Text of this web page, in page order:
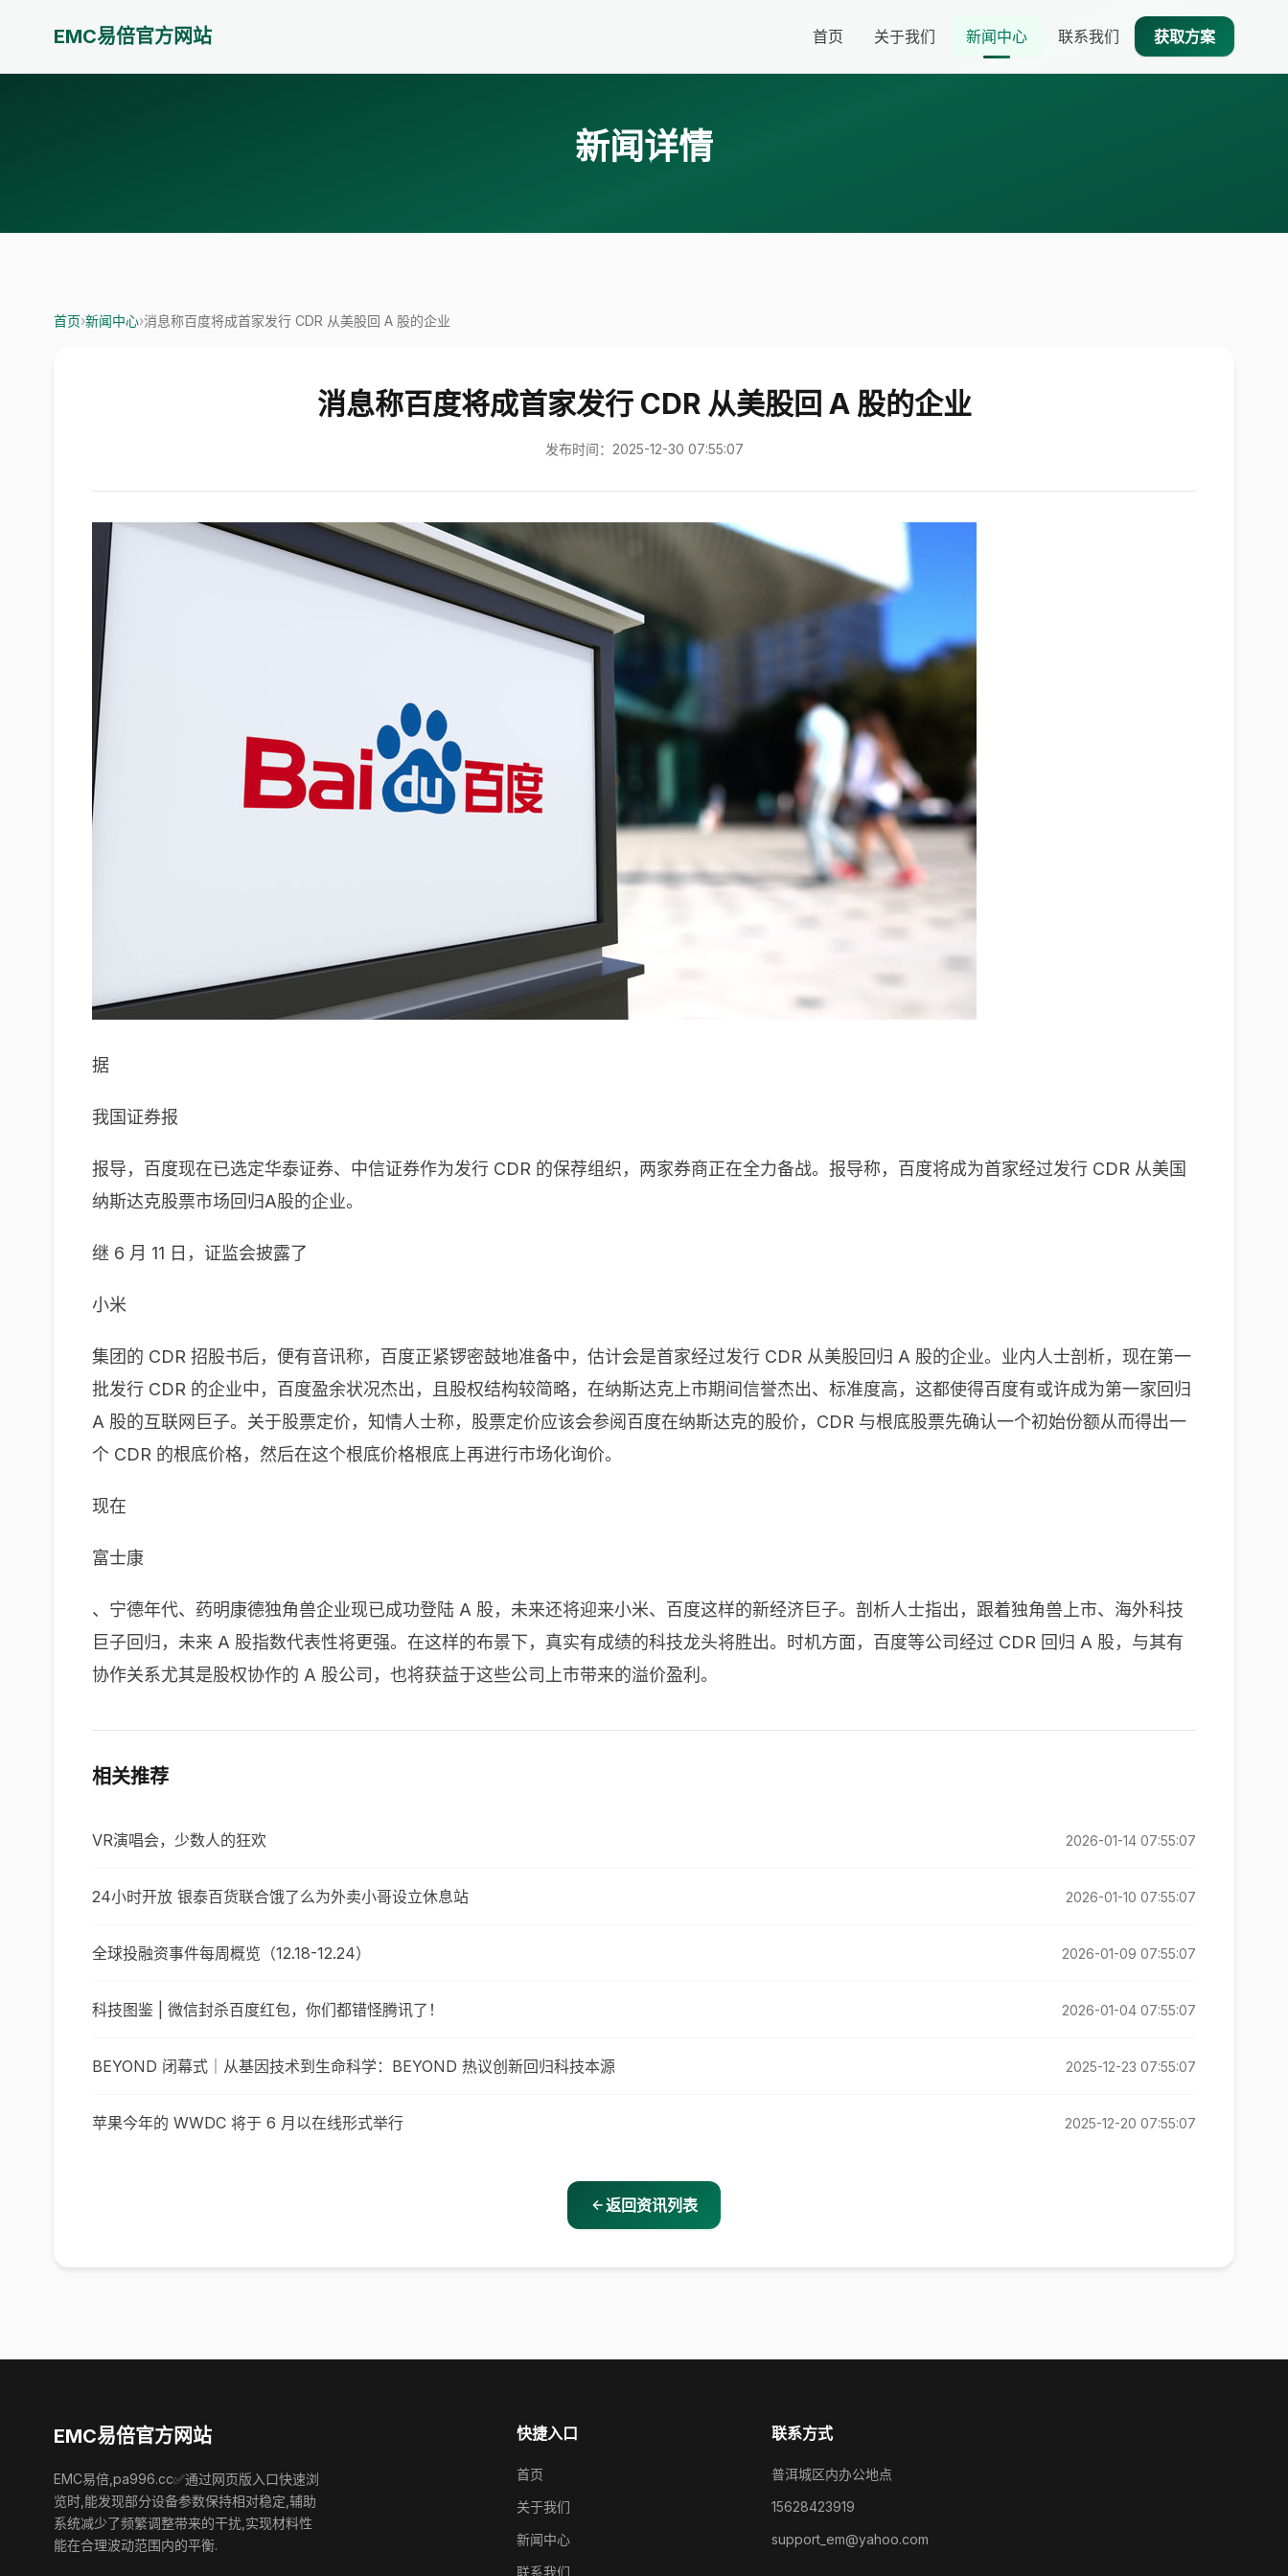
EMC易倍官方网站 首页 关于我们 新闻中心 联系我们 获取方案
新闻详情
首页›新闻中心›消息称百度将成首家发行 CDR 从美股回 A 股的企业
消息称百度将成首家发行 CDR 从美股回 A 股的企业
发布时间：2025-12-30 07:55:07
据
我国证券报
报导， 百度现在已选定华泰证券、中信证券作为发行 CDR 的保荐组织，两家券商正在全力备战。报导称，百度将成为首家经过发行 CDR 从美国
纳斯达克股票市场回归A股的企业。
继 6 月 11 日，证监会披露了
小米
集团的 CDR 招股书后，便有音讯称，百度正紧锣密鼓地准备中，估计会是首家经过发行 CDR 从美股回归 A 股的企业。业内人士剖析，现在第一
批发行 CDR 的企业中，百度盈余状况杰出，且股权结构较简略，在纳斯达克上市期间信誉杰出、标准度高，这都使得百度有或许成为第一家回归
A 股的互联网巨子。关于股票定价，知情人士称，股票定价应该会参阅百度在纳斯达克的股价，CDR 与根底股票先确认一个初始份额从而得出一
个 CDR 的根底价格，然后在这个根底价格根底上再进行市场化询价。
现在
富士康
、宁德年代、药明康德独角兽企业现已成功登陆 A 股，未来还将迎来小米、百度这样的新经济巨子。剖析人士指出，跟着独角兽上市、海外科技
巨子回归，未来 A 股指数代表性将更强。在这样的布景下，真实有成绩的科技龙头将胜出。时机方面，百度等公司经过 CDR 回归 A 股，与其有
协作关系尤其是股权协作的 A 股公司，也将获益于这些公司上市带来的溢价盈利。
相关推荐
VR演唱会，少数人的狂欢 2026-01-14 07:55:07
24小时开放 银泰百货联合饿了么为外卖小哥设立休息站 2026-01-10 07:55:07
全球投融资事件每周概览（12.18-12.24） 2026-01-09 07:55:07
科技图鉴 | 微信封杀百度红包，你们都错怪腾讯了！ 2026-01-04 07:55:07
BEYOND 闭幕式｜从基因技术到生命科学：BEYOND 热议创新回归科技本源 2025-12-23 07:55:07
苹果今年的 WWDC 将于 6 月以在线形式举行 2025-12-20 07:55:07
返回资讯列表
EMC易倍官方网站
EMC易倍,pa996.cc✅通过网页版入口快速浏
览时,能发现部分设备参数保持相对稳定,辅助
系统减少了频繁调整带来的干扰,实现材料性
能在合理波动范围内的平衡.
快捷入口
首页
关于我们
新闻中心
联系我们
联系方式
普洱城区内办公地点
15628423919
support_em@yahoo.com